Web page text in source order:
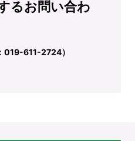
るお問い合わ
019-611-2724）